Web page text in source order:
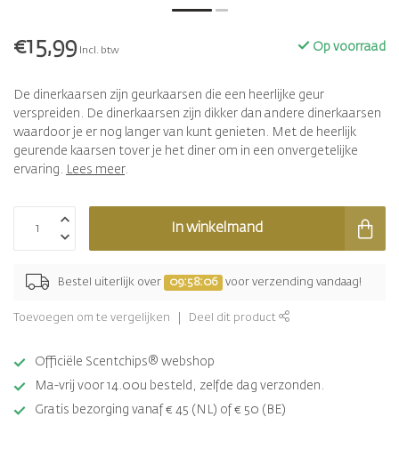
€15,99 Incl. btw Op voorraad
De dinerkaarsen zijn geurkaarsen die een heerlijke geur
verspreiden. De dinerkaarsen zijn dikker dan andere dinerkaarsen
waardoor je er nog langer van kunt genieten. Met de heerlijk
geurende kaarsen tover je het diner om in een onvergetelijke
ervaring. Lees meer.
In winkelmand
Bestel uiterlijk over 09:58:06 voor verzending vandaag!
Toevoegen om te vergelijken Deel dit product
Officiële Scentchips® webshop
Ma-vrij voor 14.00u besteld, zelfde dag verzonden.
Gratis bezorging vanaf € 45 (NL) of € 50 (BE)